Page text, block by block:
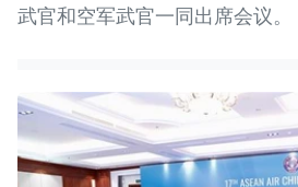
武官和空军武官一同出席会议。